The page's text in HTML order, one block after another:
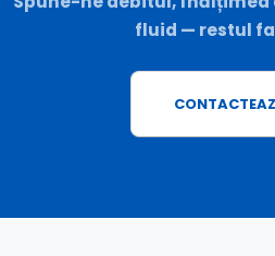
fluid — restul